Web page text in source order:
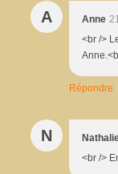
A Anne
<br />
Répondre
N
<br />